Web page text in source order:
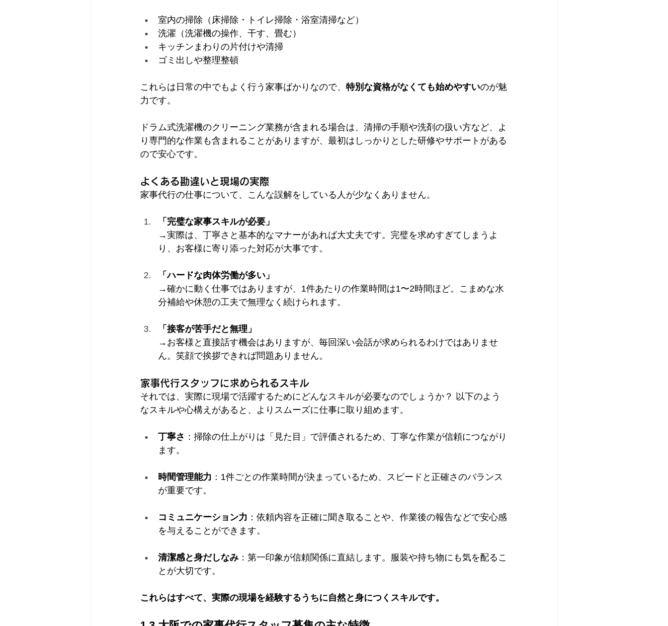
室内の掃除（床掃除・トイレ掃除・浴室清掃など）
洗濯（洗濯機の操作、干す、畳む）
キッチンまわりの片付けや清掃
ゴミ出しや整理整頓
これらは日常の中でもよく行う家事ばかりなので、 特別な資格がなくても始めやすいのが魅
力です。
ドラム式洗濯機のクリーニング業務が含まれる場合は、清掃の手順や洗剤の扱い方など、よ
り専門的な作業も含まれることがありますが、最初はしっかりとした研修やサポートがある
ので安心です。
よくある勘違いと現場の実際
家事代行の仕事について、こんな誤解をしている人が少なくありません。
「完璧な家事スキルが必要」
→実際は、丁寧さと基本的なマナーがあれば大丈夫です。完璧を求めすぎてしまうよ
り、お客様に寄り添った対応が大事です。
「ハードな肉体労働が多い」
→確かに動く仕事ではありますが、1件あたりの作業時間は1〜2時間ほど。こまめな水
分補給や休憩の工夫で無理なく続けられます。
「接客が苦手だと無理」
→お客様と直接話す機会はありますが、毎回深い会話が求められるわけではありませ
ん。笑顔で挨拶できれば問題ありません。
家事代行スタッフに求められるスキル
それでは、実際に現場で活躍するためにどんなスキルが必要なのでしょうか？ 以下のよう
なスキルや心構えがあると、よりスムーズに仕事に取り組めます。
丁寧さ ：掃除の仕上がりは「見た目」で評価されるため、丁寧な作業が信頼につながり
ます。
時間管理能力 ：1件ごとの作業時間が決まっているため、スピードと正確さのバランス
が重要です。
コミュニケーション力 ：依頼内容を正確に聞き取ることや、作業後の報告などで安心感
を与えることができます。
清潔感と身だしなみ ：第一印象が信頼関係に直結します。服装や持ち物にも気を配るこ
とが大切です。
これらはすべて、実際の現場を経験するうちに自然と身につくスキルです。